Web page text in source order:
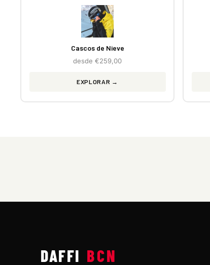
Cascos de Nieve
desde €259,00
EXPLORAR →
DAFFI BCN